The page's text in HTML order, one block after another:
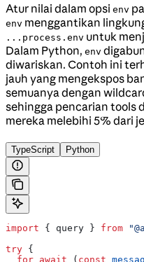
Atur nilai dalam opsi env
env menggantikan
...process.env untuk
Dalam Python, env
diwariskan. Contoh ini
jauh yang mengekspos
semuanya dengan
sehingga pencarian
mereka melebihi 5% dari
TypeScript Python
import { query } from
try {
  for
await ( const